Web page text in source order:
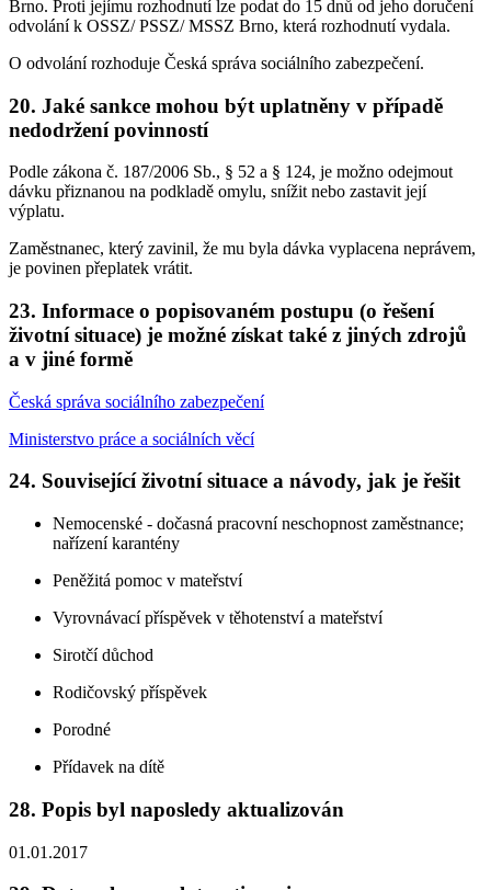
Brno. Proti jejímu rozhodnutí lze podat do 15 dnů od jeho doručení
odvolání k OSSZ/ PSSZ/ MSSZ Brno, která rozhodnutí vydala.
O odvolání rozhoduje Česká správa sociálního zabezpečení.
20. Jaké sankce mohou být uplatněny v případě
nedodržení povinností
Podle zákona č. 187/2006 Sb., § 52 a § 124, je možno odejmout
dávku přiznanou na podkladě omylu, snížit nebo zastavit její
výplatu.
Zaměstnanec, který zavinil, že mu byla dávka vyplacena neprávem,
je povinen přeplatek vrátit.
23. Informace o popisovaném postupu (o řešení
životní situace) je možné získat také z jiných zdrojů
a v jiné formě
Česká správa sociálního zabezpečení
Ministerstvo práce a sociálních věcí
24. Související životní situace a návody, jak je řešit
Nemocenské - dočasná pracovní neschopnost zaměstnance;
nařízení karantény
Peněžitá pomoc v mateřství
Vyrovnávací příspěvek v těhotenství a mateřství
Sirotčí důchod
Rodičovský příspěvek
Porodné
Přídavek na dítě
28. Popis byl naposledy aktualizován
01.01.2017